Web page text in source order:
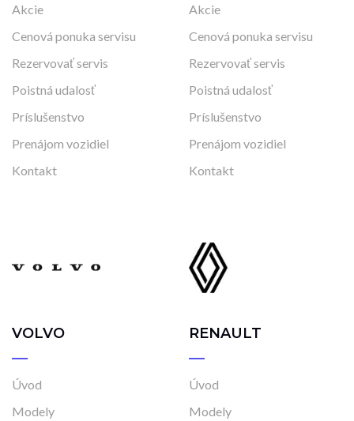
Akcie
Cenová ponuka servisu
Rezervovať servis
Poistná udalosť
Príslušenstvo
Prenájom vozidiel
Kontakt
Akcie
Cenová ponuka servisu
Rezervovať servis
Poistná udalosť
Príslušenstvo
Prenájom vozidiel
Kontakt
VOLVO
Úvod
Modely
RENAULT
Úvod
Modely